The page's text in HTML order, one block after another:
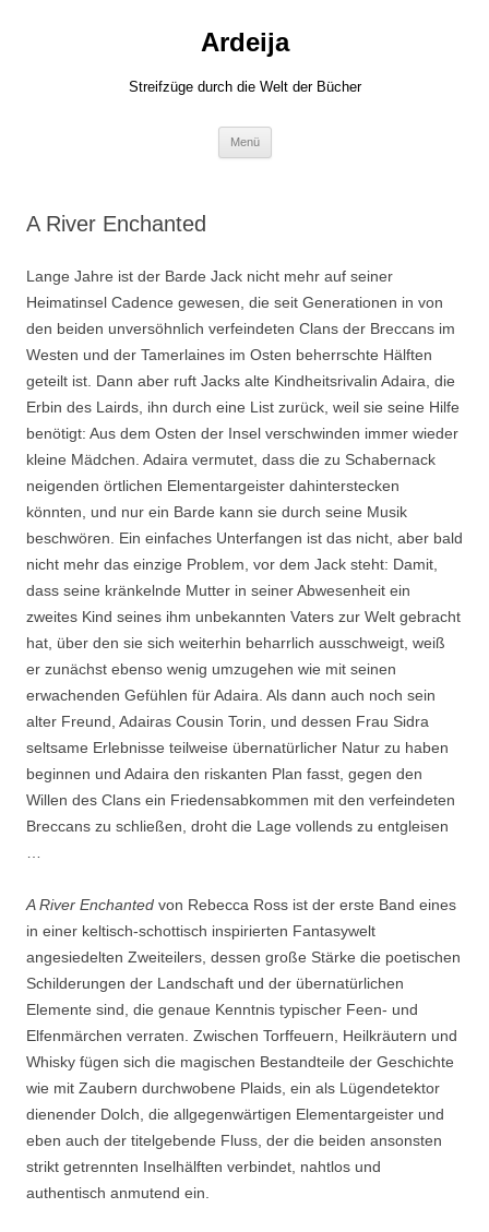
Ardeija
Streifzüge durch die Welt der Bücher
Menü
A River Enchanted
Lange Jahre ist der Barde Jack nicht mehr auf seiner
Heimatinsel Cadence gewesen, die seit Generationen in von
den beiden unversöhnlich verfeindeten Clans der Breccans im
Westen und der Tamerlaines im Osten beherrschte Hälften
geteilt ist. Dann aber ruft Jacks alte Kindheitsrivalin Adaira, die
Erbin des Lairds, ihn durch eine List zurück, weil sie seine Hilfe
benötigt: Aus dem Osten der Insel verschwinden immer wieder
kleine Mädchen. Adaira vermutet, dass die zu Schabernack
neigenden örtlichen Elementargeister dahinterstecken
könnten, und nur ein Barde kann sie durch seine Musik
beschwören. Ein einfaches Unterfangen ist das nicht, aber bald
nicht mehr das einzige Problem, vor dem Jack steht: Damit,
dass seine kränkelnde Mutter in seiner Abwesenheit ein
zweites Kind seines ihm unbekannten Vaters zur Welt gebracht
hat, über den sie sich weiterhin beharrlich ausschweigt, weiß
er zunächst ebenso wenig umzugehen wie mit seinen
erwachenden Gefühlen für Adaira. Als dann auch noch sein
alter Freund, Adairas Cousin Torin, und dessen Frau Sidra
seltsame Erlebnisse teilweise übernatürlicher Natur zu haben
beginnen und Adaira den riskanten Plan fasst, gegen den
Willen des Clans ein Friedensabkommen mit den verfeindeten
Breccans zu schließen, droht die Lage vollends zu entgleisen
A River Enchanted von Rebecca Ross ist der erste Band eines
in einer keltisch-schottisch inspirierten Fantasywelt
angesiedelten Zweiteilers, dessen große Stärke die poetischen
Schilderungen der Landschaft und der übernatürlichen
Elemente sind, die genaue Kenntnis typischer Feen- und
Elfenmärchen verraten. Zwischen Torffeuern, Heilkräutern und
Whisky fügen sich die magischen Bestandteile der Geschichte
wie mit Zaubern durchwobene Plaids, ein als Lügendetektor
dienender Dolch, die allgegenwärtigen Elementargeister und
eben auch der titelgebende Fluss, der die beiden ansonsten
strikt getrennten Inselhälften verbindet, nahtlos und
authentisch anmutend ein.